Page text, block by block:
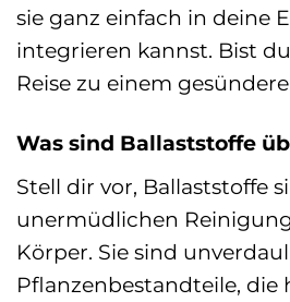
sie ganz einfach in deine
integrieren kannst. Bist
Reise zu einem
Was sind Ballaststoffe
Stell dir vor, Ballaststoffe
unermüdlichen
Körper. Sie sind
Pflanzenbestandteile, die